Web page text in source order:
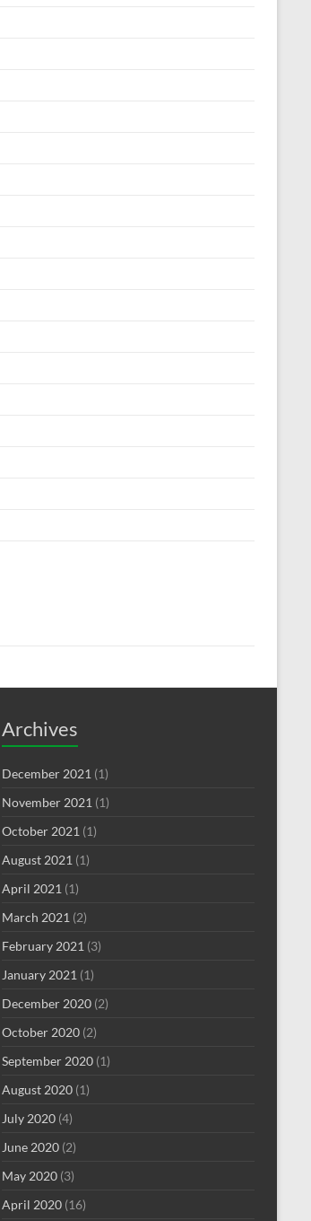
Archives
December 2021 (1)
November 2021 (1)
October 2021 (1)
August 2021 (1)
April 2021 (1)
March 2021 (2)
February 2021 (3)
January 2021 (1)
December 2020 (2)
October 2020 (2)
September 2020 (1)
August 2020 (1)
July 2020 (4)
June 2020 (2)
May 2020 (3)
April 2020 (16)